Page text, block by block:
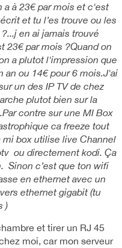
a à 23€ par mois et c'est
et tu l’es trouve ou les
en ai jamais trouvé
23€ par mois ?Quand on
a plutot l'impression que
an ou 14€ pour 6 mois.J'ai
un des IP TV de chez
plutot bien sur la
contre sur une MI Box
ca freeze tout
mi box utilise live Channel
ou directement kodi. Ça
Sinon c’est que ton wifi
en ethernet avec un
ethernet gigabit (tu
)
et tirer un RJ 45
moi, car mon serveur